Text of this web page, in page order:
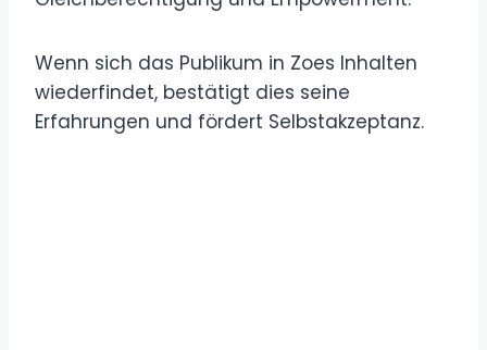
Wenn sich das Publikum in Zoes Inhalten
wiederfindet, bestätigt dies seine
Erfahrungen und fördert Selbstakzeptanz.